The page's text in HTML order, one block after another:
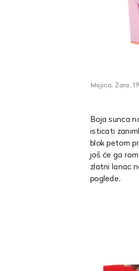
Majica, Zara,
Boja sunca
isticati
blok petom
još će ga
zlatni lanac
poglede.